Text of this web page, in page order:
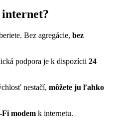
Bez agregácie, bez
podpora je k dispozícii 24
nestačí, môžete ju ľahko
modem k internetu.